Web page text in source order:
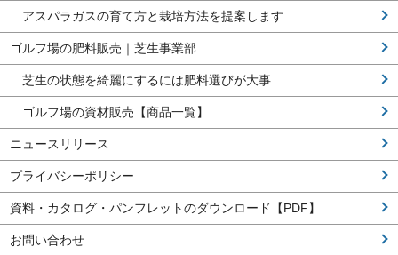
アスパラガスの育て方と栽培方法を提案します
ゴルフ場の肥料販売｜芝生事業部
芝生の状態を綺麗にするには肥料選びが大事
ゴルフ場の資材販売【商品一覧】
ニュースリリース
プライバシーポリシー
資料・カタログ・パンフレットのダウンロード【PDF】
お問い合わせ